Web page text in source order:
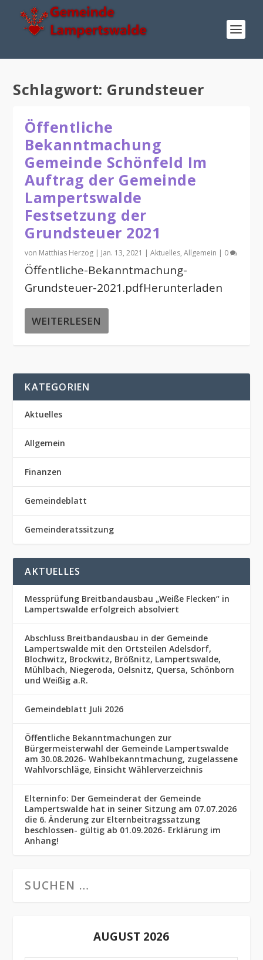
Schlagwort: Grundsteuer
Öffentliche
Bekanntmachung
Gemeinde Schönfeld Im
Auftrag der Gemeinde
Lampertswalde
Festsetzung der
Grundsteuer 2021
von Matthias Herzog | Jan. 13, 2021 |Aktuelles,Allgemein | 0
Öffentliche-Bekanntmachung-
Grundsteuer-2021.pdfHerunterladen
WEITERLESEN
KATEGORIEN
Aktuelles
Allgemein
Finanzen
Gemeindeblatt
Gemeinderatssitzung
AKTUELLES
Messprüfung Breitbandausbau „Weiße Flecken“ in
Lampertswalde erfolgreich absolviert
Abschluss Breitbandausbau in der Gemeinde
Lampertswalde mit den Ortsteilen Adelsdorf,
Blochwitz, Brockwitz, Brößnitz, Lampertswalde,
Mühlbach, Niegeroda, Oelsnitz, Quersa, Schönborn
und Weißig a.R.
Gemeindeblatt Juli 2026
Öffentliche Bekanntmachungen zur
Bürgermeisterwahl der Gemeinde Lampertswalde
am 30.08.2026- Wahlbekanntmachung, zugelassene
Wahlvorschläge, Einsicht Wählerverzeichnis
Elterninfo: Der Gemeinderat der Gemeinde
Lampertswalde hat in seiner Sitzung am 07.07.2026
die 6. Änderung zur Elternbeitragssatzung
beschlossen- gültig ab 01.09.2026- Erklärung im
Anhang!
AUGUST 2026